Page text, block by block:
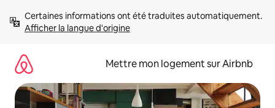
directement
Afficher la langue d'origine
Mettre mon logement sur Airbnb